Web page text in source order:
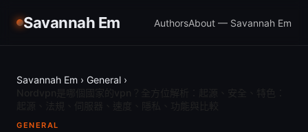
Savannah Em AuthorsAbout — Savannah Em
Savannah Em › General ›
GENERAL